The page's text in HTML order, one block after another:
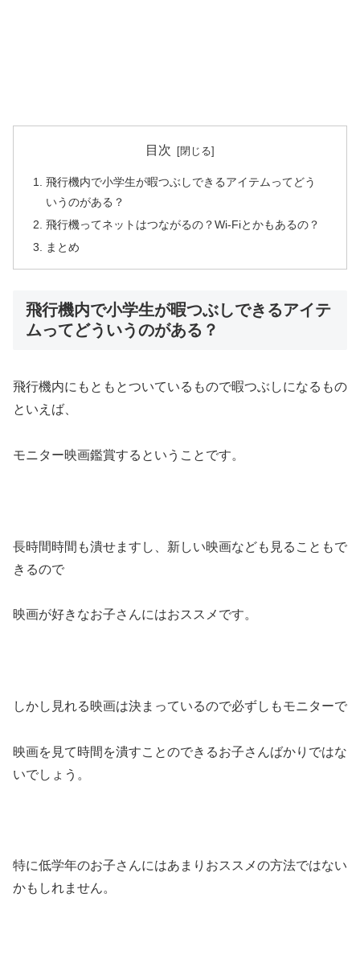
目次
飛行機内で小学生が暇つぶしできるアイテムってどう
いうのがある？
飛行機ってネットはつながるの？Wi-Fiとかもあるの？
まとめ
飛行機内で小学生が暇つぶしできるアイテ
ムってどういうのがある？
飛行機内にもともとついているもので暇つぶしになるもの
といえば、
モニター映画鑑賞するということです。
長時間時間も潰せますし、新しい映画なども見ることもで
きるので
映画が好きなお子さんにはおススメです。
しかし見れる映画は決まっているので必ずしもモニターで
映画を見て時間を潰すことのできるお子さんばかりではな
いでしょう。
特に低学年のお子さんにはあまりおススメの方法ではない
かもしれません。